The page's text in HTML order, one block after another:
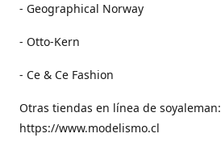
- Geographical Norway
- Otto-Kern
- Ce & Ce Fashion
Otras tiendas en línea de soyaleman:
https://www.modelismo.cl